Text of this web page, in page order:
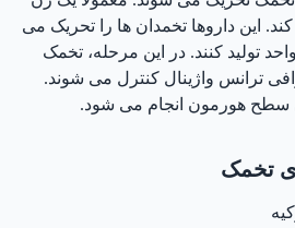
این داروها تخمدان ها را تحریک می
تولید کنند. در این مرحله، تخمک
ترانس واژینال کنترل می شوند.
سطح هورمون انجام می شود.
تخمک